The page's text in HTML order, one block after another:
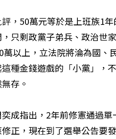
，50萬元等於是上班族1
只剩政黨子弟兵、政治世
以上，立法院將淪為國、
種金錢遊戲的「小黨」，
存。
成指出，2年前修憲通過
正，現在到了選舉公告要